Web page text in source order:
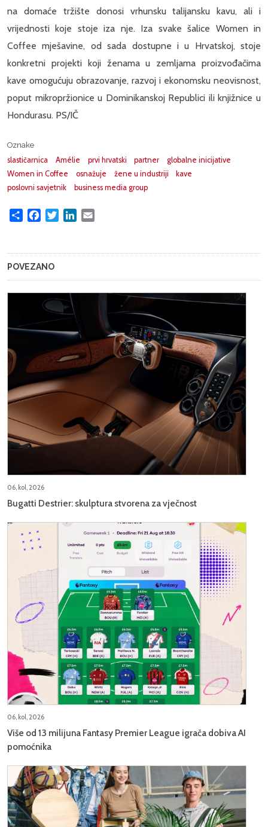
na domaće tržište donosi vrhunsku talijansku kavu, ali i
vrijednosti koje stoje iza nje. Iza svake šalice Women in
Coffee mješavine, od sada dostupne i u Hrvatskoj, stoje
konkretni projekti koji ženama u zemljama proizvođačima
kave omogućuju obrazovanje, razvoj i ekonomsku neovisnost,
poput mikropržionice u Dominikanskoj Republici ili knjižnice u
Hondurasu. PS/IČ
Oznake
slastičarnica
Amélie prvi hrvatski partner
globalne inicijative
Women in Coffee
osnažuje žene u industriji
kave
poslovni savjetnik
business media group
Share FacebookTwitterLinkedIn
POVEZANO
06, kol, 2026
Bugatti Destrier: skulptura stvorena za vječnost
06, kol, 2026
Više od 13 milijuna Fantasy Premier League igrača dobiva AI
pomoćnika